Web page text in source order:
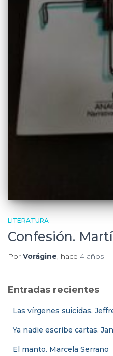
LITERATURA
Confesión.
Por Vorágine, hace 4 años
Entradas recientes
Las vírgenes suicidas.
Ya nadie escribe cartas.
El manto. Marcela Serrano